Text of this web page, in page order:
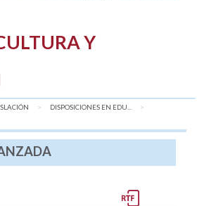
Y
DISPOSICIONES EN EDU...